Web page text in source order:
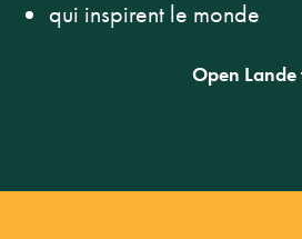
qui inspirent le monde
Open Lande